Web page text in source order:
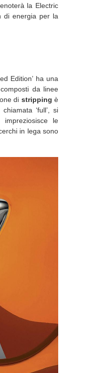
la Electric
di energia per la
Edition’ ha una
composti da linee
di stripping è
‘full’, si
le
in lega sono